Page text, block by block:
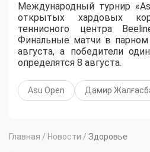
Международный турнир
открытых хардовых
теннисного центра
Финальные матчи в парном
августа, а победители
определятся 8 августа.
Asu Open Дамир
Главная / Новости / Здоровье